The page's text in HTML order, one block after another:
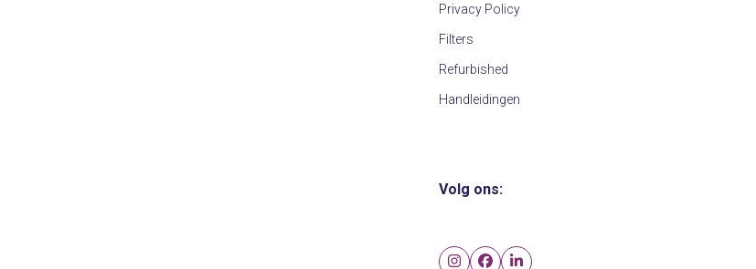
Privacy Policy
Filters
Refurbished
Handleidingen
Volg ons: